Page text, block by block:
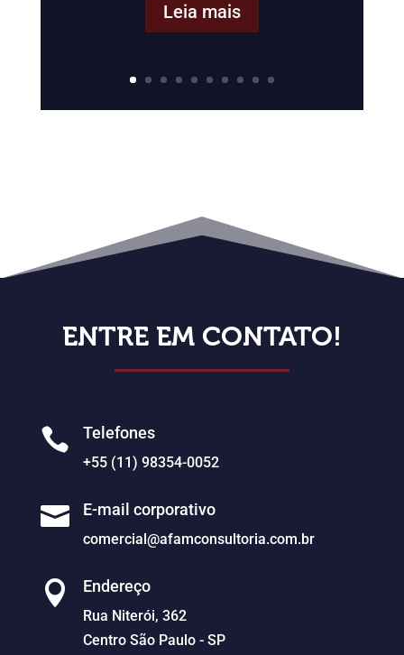
Leia mais
ENTRE EM CONTATO!
 Telefones
+55 (11) 98354-0052
 E-mail corporativo
comercial@afamconsultoria.com.br
 Endereço
Rua Niterói, 362
Centro São Paulo - SP